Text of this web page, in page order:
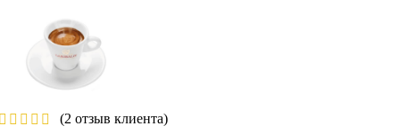
(2 отзыв клиента)